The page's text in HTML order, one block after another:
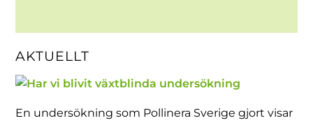
AKTUELLT
En undersökning som Pollinera Sverige gjort visar